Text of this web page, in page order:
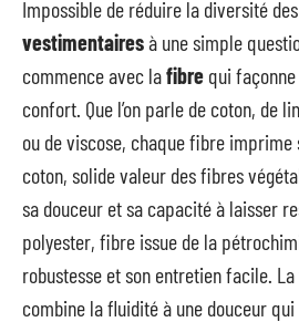
Impossible de réduire la diversité des
vestimentairesà une simple
commence avec lafibre qui
confort. Que l’on parle de coton, de
ou de viscose, chaque fibre imprime
coton, solide valeur des fibres
sa douceur et sa capacité à laisser
polyester, fibre issue de la
robustesse et son entretien facile.
combine la fluidité à une douceur